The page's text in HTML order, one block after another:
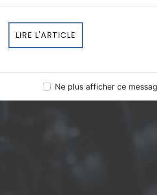
LIRE L'ARTICLE
Ne plus afficher ce